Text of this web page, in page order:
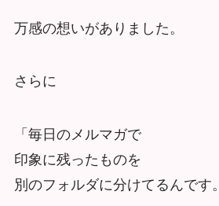
万感の想いがありました。
さらに
「毎日のメルマガで
印象に残ったものを
別のフォルダに分けてるんです。